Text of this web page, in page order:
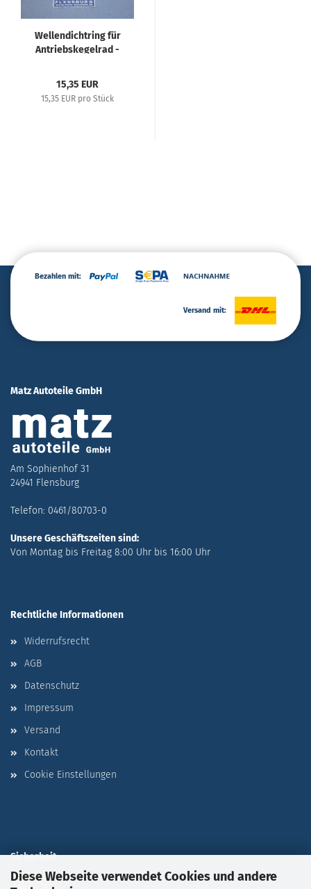
Diese Webseite verwendet Cookies und andere
Wellendichtring für
Antriebskegelrad -
15,35 EUR
15,35 EUR pro Stück
Bezahlen mit:
Versand mit:
Matz Autoteile GmbH
Am Sophienhof 31
24941 Flensburg
Telefon: 0461/80703-0
Unsere Geschäftszeiten sind:
Von Montag bis Freitag 8:00 Uhr bis 16:00 Uhr
Rechtliche Informationen
Widerrufsrecht
AGB
Datenschutz
Impressum
Versand
Kontakt
Cookie Einstellungen
Sicherheit